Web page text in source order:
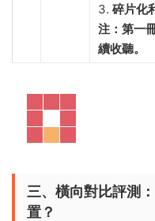
3. ​ 碎片化
注：第一
續收聽。​
三、橫向對比評測
置？​